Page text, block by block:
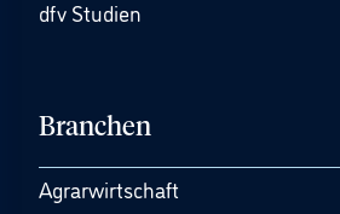
dfv Studien
Branchen
Agrarwirtschaft